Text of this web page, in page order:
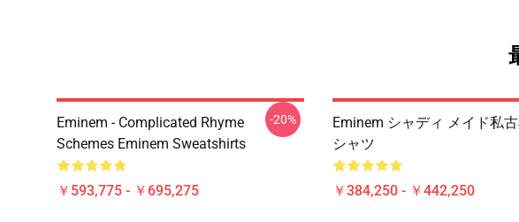
Eminem - Complicated Rhyme
Schemes Eminem Sweatshirts
￥593,775 - ￥695,275
-20%
Eminem シャディ メイド私
シャツ
￥384,250 - ￥442,250